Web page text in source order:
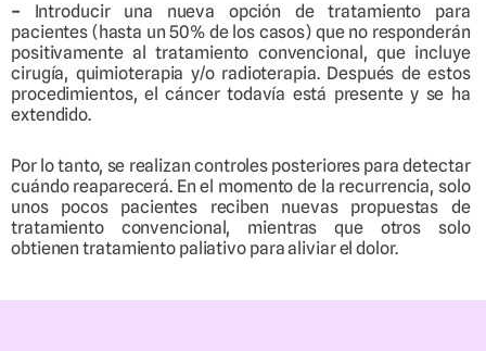
– Introducir una nueva opción de tratamiento para
pacientes (hasta un 50% de los casos) que no responderán
positivamente al tratamiento convencional, que incluye
cirugía, quimioterapia y/o radioterapia. Después de estos
procedimientos, el cáncer todavía está presente y se ha
extendido.
Por lo tanto, se realizan controles posteriores para detectar
cuándo reaparecerá. En el momento de la recurrencia, solo
unos pocos pacientes reciben nuevas propuestas de
tratamiento convencional, mientras que otros solo
obtienen tratamiento paliativo para aliviar el dolor.